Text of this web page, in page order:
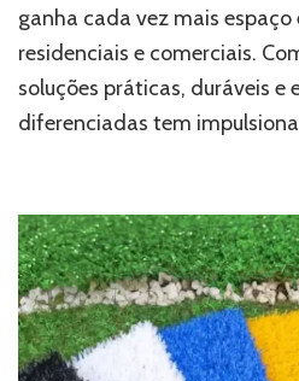
Gramas
ganha cada vez mais espaço
residenciais e comerciais.
soluções práticas, duráveis e
diferenciadas tem